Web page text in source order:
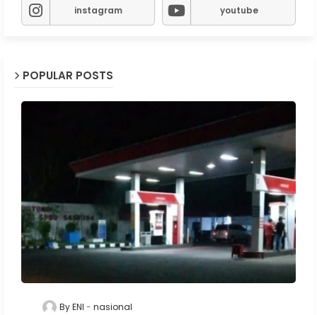
instagram youtube
POPULAR POSTS
By ENI nasional